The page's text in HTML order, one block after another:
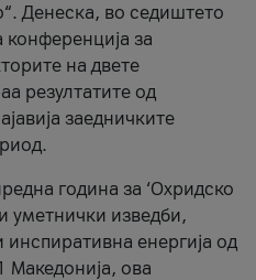
Денеска, во седиштето
за
на двете
резултатите од
заедничките
година за ‘Охридско
уметнички изведби,
енергија од
Македонија, ова